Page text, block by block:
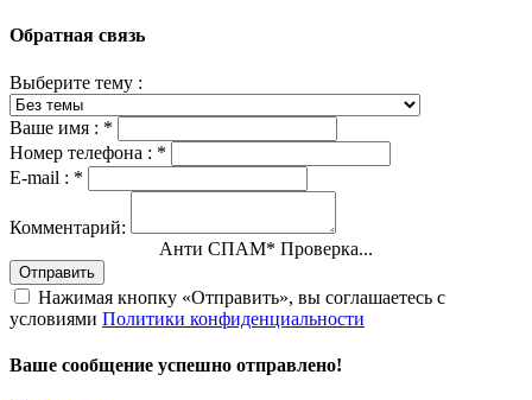
Обратная связь
Выберите тему :
Ваше имя : *
Номер телефона : *
E-mail : *
Комментарий:
Анти СПАМ* Проверка...
Отправить
Нажимая кнопку «Отправить», вы соглашаетесь с
условиями Политики конфиденциальности
Ваше сообщение успешно отправлено!